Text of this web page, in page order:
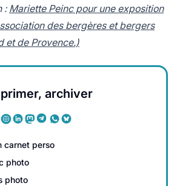
: Mariette Peinc pour une exposition
des bergères et bergers
et de Provence.)
archiver
carnet perso
photo
photo